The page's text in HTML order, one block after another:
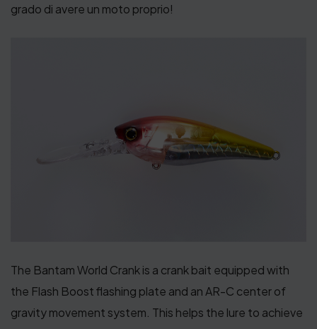
grado di avere un moto proprio!
The Bantam World Crank is a crank bait equipped with
the Flash Boost flashing plate and an AR-C center of
gravity movement system. This helps the lure to achieve